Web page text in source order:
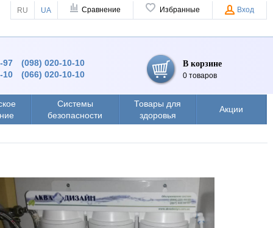
RU UA Сравнение Избранные Вход
97
10
(098) 020-10-10
(066) 020-10-10
В корзине
0 товаров
Системы
безопасности
Товары для
здоровья
Акции